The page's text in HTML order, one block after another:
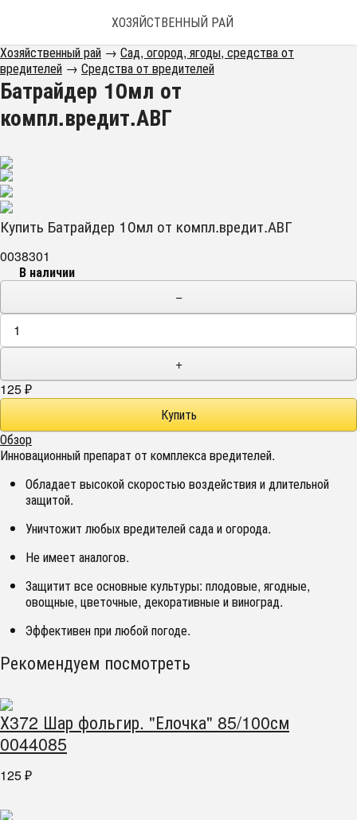
ХОЗЯЙСТВЕННЫЙ РАЙ
Хозяйственный рай → Сад, огород, ягоды, средства от
вредителей → Средства от вредителей
Батрайдер 10мл от
компл.вредит.АВГ
Купить Батрайдер 10мл от компл.вредит.АВГ
0038301
В наличии
−
+
125 ₽
Обзор
Инновационный препарат от комплекса вредителей.
Обладает высокой скоростью воздействия и длительной
защитой.
Уничтожит любых вредителей сада и огорода.
Не имеет аналогов.
Защитит все основные культуры: плодовые, ягодные,
овощные, цветочные, декоративные и виноград.
Эффективен при любой погоде.
Рекомендуем посмотреть
Х372 Шар фольгир. "Елочка" 85/100см
0044085
125 ₽